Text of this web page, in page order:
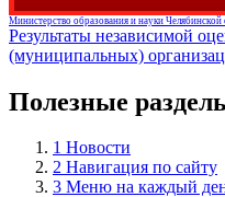
Министерство образования и науки Челябинской
Результаты независимой
(муниципальных)
Полезные
1 Новости
2 Навигация по сайту
3 Меню на каждый